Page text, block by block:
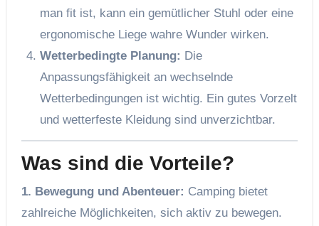
man fit ist, kann ein gemütlicher Stuhl oder eine
ergonomische Liege wahre Wunder wirken.
Wetterbedingte Planung: Die
Anpassungsfähigkeit an wechselnde
Wetterbedingungen ist wichtig. Ein gutes Vorzelt
und wetterfeste Kleidung sind unverzichtbar.
Was sind die Vorteile?
1. Bewegung und Abenteuer: Camping bietet
zahlreiche Möglichkeiten, sich aktiv zu bewegen.